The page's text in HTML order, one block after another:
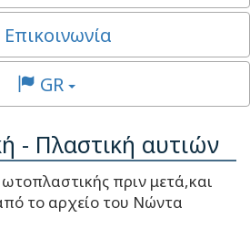
Επικοινωνία
GR
- Πλαστική αυτιών
πριν μετά,και
το αρχείο του Νώντα